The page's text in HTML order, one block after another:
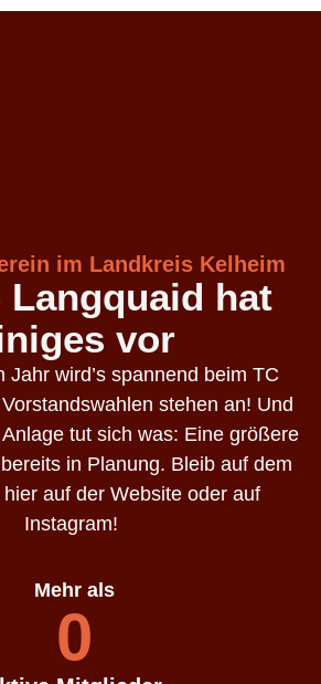
im Landkreis Kelheim
Langquaid hat
vor
Jahr wird’s spannend beim TC
stehen an! Und
tut sich was: Eine größere
in Planung. Bleib auf dem
auf der Website oder auf
Instagram!
Mehr als
0